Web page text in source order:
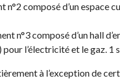
n°2 composé d’un espace
n°3 composé d’un hall
l’électricité et le gaz. 1
à l’exception de